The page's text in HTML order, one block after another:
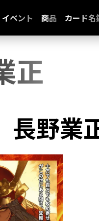
イベント 商品 カード名
正
長野業